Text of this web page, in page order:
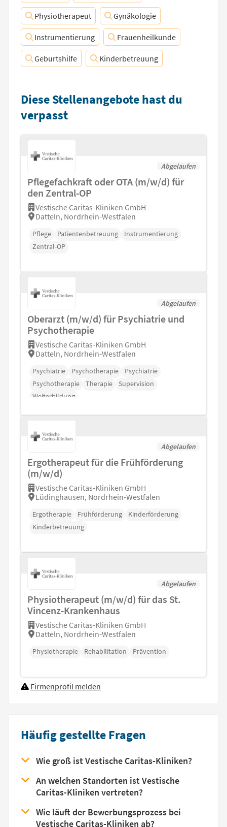
Physiotherapeut Gynäkologie
Instrumentierung Frauenheilkunde
Geburtshilfe Kinderbetreuung
Diese Stellenangebote hast du
verpasst
Abgelaufen
Pflegefachkraft oder OTA (m/w/d) für
den Zentral-OP
Vestische Caritas-Kliniken GmbH
Datteln, Nordrhein-Westfalen
Pflege Patientenbetreuung
Instrumentierung
Zentral-OP
Abgelaufen
Oberarzt (m/w/d) für Psychiatrie und
Psychotherapie
Vestische Caritas-Kliniken GmbH
Datteln, Nordrhein-Westfalen
Psychiatrie Psychotherapie
Psychiatrie
Psychotherapie
Therapie
Supervision
Weiterbildung
Abgelaufen
Ergotherapeut für die Frühförderung
(m/w/d)
Vestische Caritas-Kliniken GmbH
Lüdinghausen, Nordrhein-Westfalen
Ergotherapie Frühförderung
Kinderförderung
Kinderbetreuung
Abgelaufen
Physiotherapeut (m/w/d) für das St.
Vincenz-Krankenhaus
Vestische Caritas-Kliniken GmbH
Datteln, Nordrhein-Westfalen
Physiotherapie Rehabilitation Prävention
Firmenprofil melden
Häufig gestellte Fragen
Wie groß ist Vestische Caritas-Kliniken?
An welchen Standorten ist Vestische
Caritas-Kliniken vertreten?
Wie läuft der Bewerbungsprozess bei
Vestische Caritas-Kliniken ab?